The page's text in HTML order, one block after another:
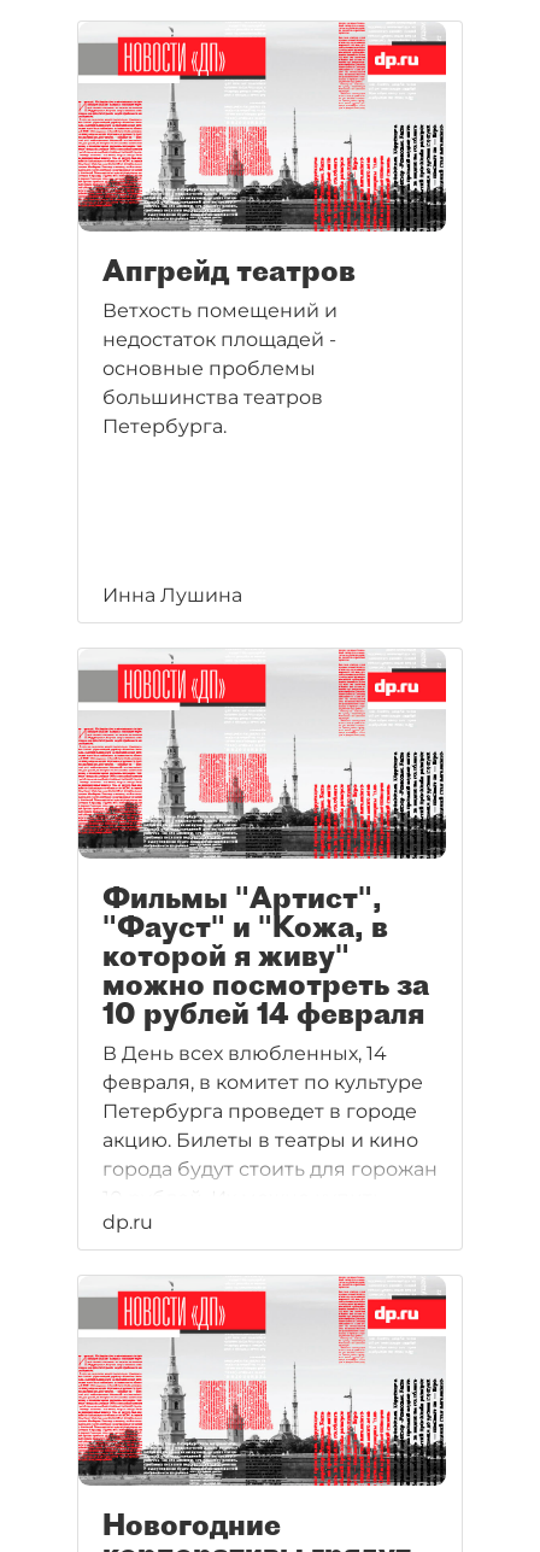
Апгрейд театров
Ветхость помещений и
недостаток площадей -
основные проблемы
большинства театров
Петербурга.
Инна Лушина
Фильмы "Артист",
"Фауст" и "Кожа, в
которой я живу"
можно посмотреть за
10 рублей 14 февраля
В День всех влюбленных, 14
февраля, в комитет по культуре
Петербурга проведет в городе
акцию. Билеты в театры и кино
города будут стоить для горожан
заранее по обычной цене, а
потом получить разницу в
стоимости в кассах театров
перед началом спектакля 14
февраля.
dp.ru
Новогодние